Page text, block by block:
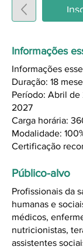
ou em fases
promovendo
Informações
Informações
Duração: 18
Período: Abril
2027
Carga horária:
Modalidade:
Certificação
Público-alvo
Profissionais da
humanas e
médicos,
nutricionistas,
assistentes